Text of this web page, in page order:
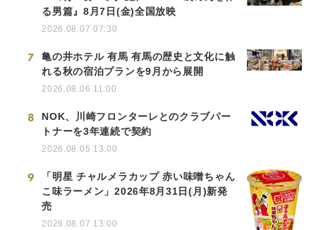
る男篇』8月7日(金)全国放映
2026.08.07 07:30
7
亀の井ホテル 有馬 有馬の歴史と文化に触
れる秋の宿泊プランを9月から展開
2026.08.06 11:00
8
NOK、川崎フロンターレとのクラブパー
トナーを3年連続で契約
2026.08.05 13:00
9
「明星 チャルメラカップ 赤い味噌ちゃん
こ味ラーメン」2026年8月31日(月)新発
売
2026.08.07 13:00